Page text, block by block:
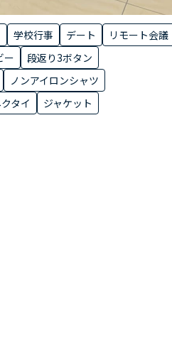
学校行事 デート
リモート会議
ー
段返り3ボタン
ノンアイロンシャツ
タイ
ジャケット